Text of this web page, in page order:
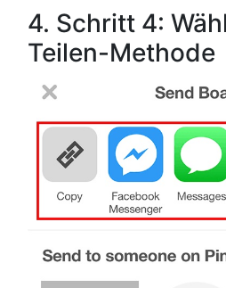
4. Schritt 4:
Teilen-Methode